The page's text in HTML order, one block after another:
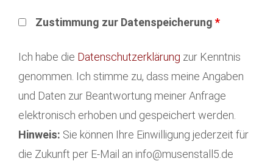
Zustimmung zur Datenspeicherung *
Ich habe die Datenschutzerklärung zur Kenntnis
genommen. Ich stimme zu, dass meine Angaben
und Daten zur Beantwortung meiner Anfrage
elektronisch erhoben und gespeichert werden.
Hinweis: Sie können Ihre Einwilligung jederzeit für
die Zukunft per E-Mail an info@musenstall5.de